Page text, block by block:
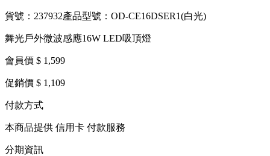
貨號：237932產品型號：OD-CE16DSER1(白光)
舞光戶外微波感應16W LED吸頂燈
會員價 $ 1,599
促銷價 $ 1,109
付款方式
本商品提供 信用卡 付款服務
分期資訊